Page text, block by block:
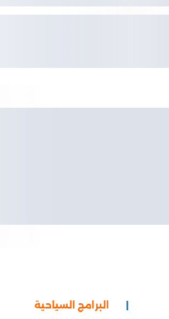
البرامج السياحية